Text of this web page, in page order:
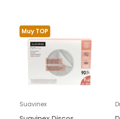
Muy TOP
Suavinex